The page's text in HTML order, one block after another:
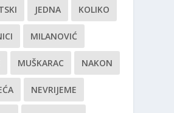
JEDNA KOLIKO
MILANOVIĆ
MUŠKARAC NAKON
NEVRIJEME